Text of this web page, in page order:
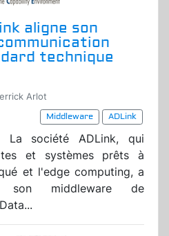
aligne son
technique
Arlot
Middleware
ADLink
La société ADLink, qui
et systèmes prêts à
et l'edge computing, a
son middleware de